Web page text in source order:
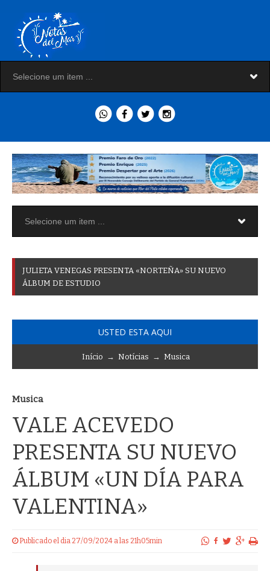
JULIETA VENEGAS PRESENTA «NORTEÑA» SU NUEVO
ÁLBUM DE ESTUDIO
USTED ESTA AQUI
Início → Notícias → Musica
Musica
VALE ACEVEDO
PRESENTA SU NUEVO
ÁLBUM «UN DÍA PARA
VALENTINA»
Publicado el dia 27/09/2024 a las 21h05min